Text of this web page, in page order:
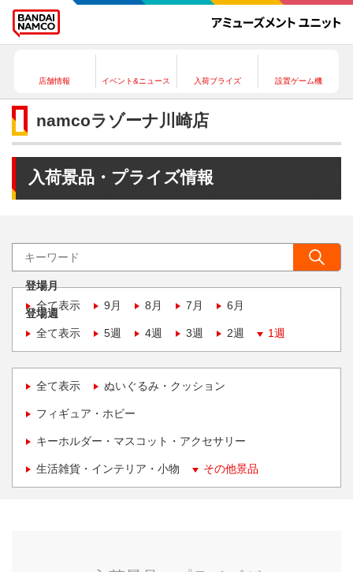
店舗情報 イベント&ニュース 入荷プライズ 設置ゲーム機
namcoラゾーナ川崎店
入荷景品・プライズ情報
登場月
全て表示
9月 8月 7月 6月
登場週
全て表示
5週 4週 3週 2週 1週
全て表示 ぬいぐるみ・クッション
フィギュア・ホビー
キーホルダー・マスコット・アクセサリー
生活雑貨・インテリア・小物 その他景品